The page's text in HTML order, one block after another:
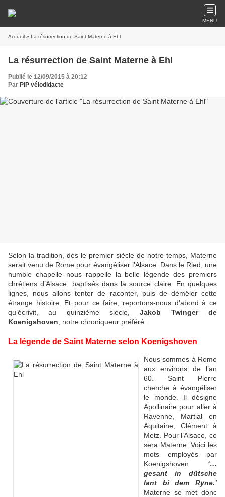
MENU
Accueil » La résurrection de Saint Materne à Ehl
La résurrection de Saint Materne à Ehl
Publié le 12/09/2015 à 20:12
Par PiP vélodidacte
Selon la tradition, dès le premier siècle de notre temps, Materne
serait venu de Rome pour évangéliser l’Alsace. Dans le Ried, une
humble chapelle nous rappelle la belle légende des premiers
chrétiens d’Alsace, baptisés dans la source claire. En quelques
lignes, nous allons tenter de raconter, puis de démêler cette
étrange histoire. Et pour ce faire, reportons-nous d’abord à ce
qu’écrivit, au quinzième siècle,Jakob Twinger de
Koenigshoven , notre chroniqueur préféré.
La légende de Saint Materne selon Koenigshoven
Nous sommes à Rome
aux environs de l’an
60. Saint Pierre
cherche à évangéliser
le monde. Il désigne
Apollinaire pour aller à
Ravenne, Martial en
Aquitaine, Clément à
Metz. Pour l’Alsace, ce
sera Materne. Voici les
mots employés par
Koenigshoven ‘…
gesant in dütsche
lant bi dem Ryne.’
Materne se met donc